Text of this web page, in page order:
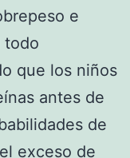
e
todo
que los niños
antes de
de
exceso de